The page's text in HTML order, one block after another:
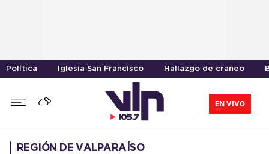
Política Iglesia San Francisco Hallazgo de craneo
EN VIVO
REGIÓN DE VALPARAÍSO